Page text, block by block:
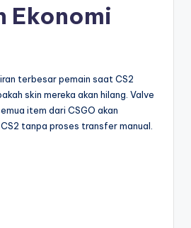
Ekonomi
terbesar pemain saat CS2
skin mereka akan hilang. Valve
item dari CSGO akan
tanpa proses transfer manual.